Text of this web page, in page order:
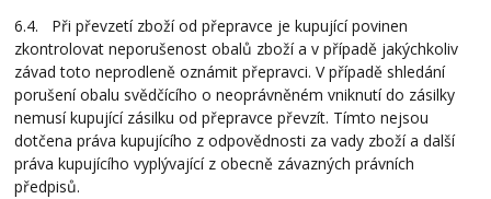
6.4. Při převzetí zboží od přepravce je kupující povinen
zkontrolovat neporušenost obalů zboží a v případě jakýchkoliv
závad toto neprodleně oznámit přepravci. V případě shledání
porušení obalu svědčícího o neoprávněném vniknutí do zásilky
nemusí kupující zásilku od přepravce převzít. Tímto nejsou
dotčena práva kupujícího z odpovědnosti za vady zboží a další
práva kupujícího vyplývající z obecně závazných právních
předpisů.